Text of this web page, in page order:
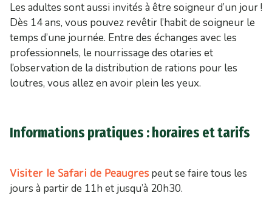
Les adultes sont aussi invités à être soigneur d’un jour !
Dès 14 ans, vous pouvez revêtir l’habit de soigneur le
temps d’une journée. Entre des échanges avec les
professionnels, le nourrissage des otaries et
l’observation de la distribution de rations pour les
loutres, vous allez en avoir plein les yeux.
Informations pratiques : horaires et tarifs
Visiter le Safari de Peaugres peut se faire tous les
jours à partir de 11h et jusqu’à 20h30.